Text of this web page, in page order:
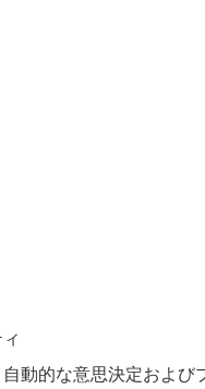
動的な意思決定および